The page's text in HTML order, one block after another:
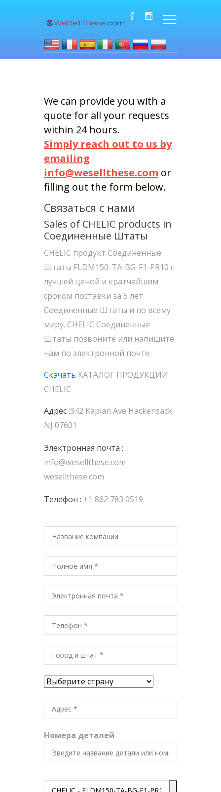
We can provide you with a
quote for all your requests
within 24 hours.
Simply reach out to us by
emailing
info@wesellthese.com or
filling out the form below.
Связаться с нами
Sales of CHELIC products in
Соединенные Штаты
CHELIC продукт Соединенные
Штаты FLDM150-TA-BG-F1-PR10 с
лучшей ценой и кратчайшим
сроком поставки за 5 лет
Соединенные Штаты и по всему
миру. CHELIC Соединенные
Штаты позвоните или напишите
нам по электронной почте.
Скачать КАТАЛОГ ПРОДУКЦИИ
CHELIC
Адрес :342 Kaplan Ave Hackensack
NJ 07601
Электронная почта :
info@wesellthese.com
wesellthese.com
Телефон : +1 862 783 0519
Номера деталей